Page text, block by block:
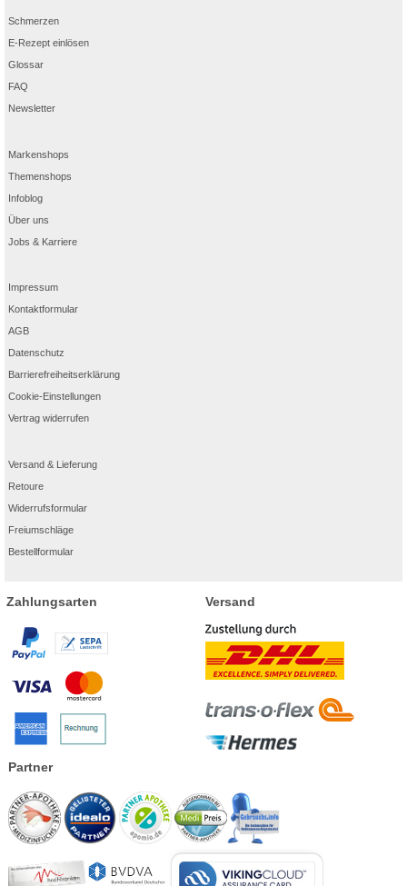
Schmerzen
E-Rezept einlösen
Glossar
FAQ
Newsletter
Markenshops
Themenshops
Infoblog
Über uns
Jobs & Karriere
Impressum
Kontaktformular
AGB
Datenschutz
Barrierefreiheitserklärung
Cookie-Einstellungen
Vertrag widerrufen
Versand & Lieferung
Retoure
Widerrufsformular
Freiumschläge
Bestellformular
Zahlungsarten Versand
Partner